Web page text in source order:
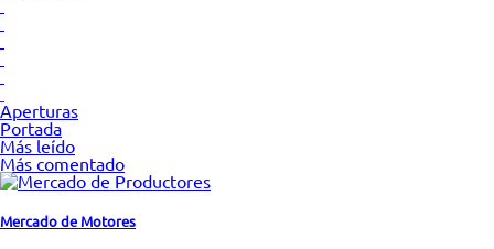
Aperturas
Portada
Más leído
Más comentado
Mercado de Motores